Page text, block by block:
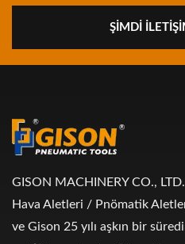
ŞIMDI
GISON MACHINERY CO.,
Hava Aletleri / Pnömatik
ve Gison 25 yılı aşkın bir